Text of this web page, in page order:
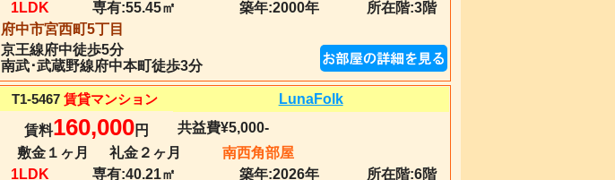
1LDK
専有:55.45㎡ 築年:2000年
所在階:3階
府中市宮西町5丁目
京王線府中徒歩5分
南武･武蔵野線府中本町徒歩3分
T1-5467 賃貸マンション LunaFolk
賃料160,000円
共益費¥5,000-
敷金１ヶ月
礼金２ヶ月
南西角部屋
1LDK
専有:40.21㎡ 築年:2026年
所在階:6階